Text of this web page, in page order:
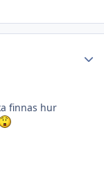
finnas hur